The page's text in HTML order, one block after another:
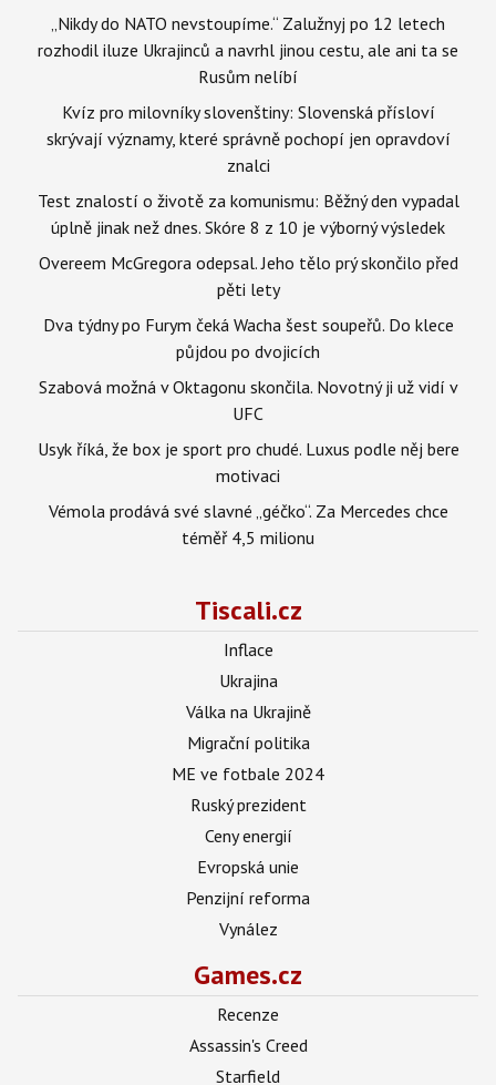
„Nikdy do NATO nevstoupíme.“ Zalužnyj po 12 letech
rozhodil iluze Ukrajinců a navrhl jinou cestu, ale ani ta se
Rusům nelíbí
Kvíz pro milovníky slovenštiny: Slovenská přísloví
skrývají významy, které správně pochopí jen opravdoví
znalci
Test znalostí o životě za komunismu: Běžný den vypadal
úplně jinak než dnes. Skóre 8 z 10 je výborný výsledek
Overeem McGregora odepsal. Jeho tělo prý skončilo před
pěti lety
Dva týdny po Furym čeká Wacha šest soupeřů. Do klece
půjdou po dvojicích
Szabová možná v Oktagonu skončila. Novotný ji už vidí v
UFC
Usyk říká, že box je sport pro chudé. Luxus podle něj bere
motivaci
Vémola prodává své slavné „géčko“. Za Mercedes chce
téměř 4,5 milionu
Tiscali.cz
Inflace
Ukrajina
Válka na Ukrajině
Migrační politika
ME ve fotbale 2024
Ruský prezident
Ceny energií
Evropská unie
Penzijní reforma
Vynález
Games.cz
Recenze
Assassin's Creed
Starfield